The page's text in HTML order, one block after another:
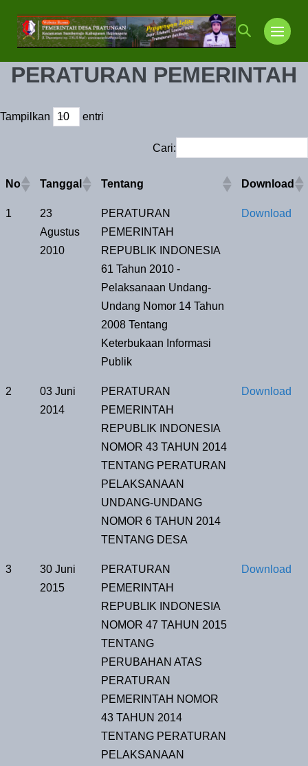
konten
Toggle
PERATURAN PEMERINTAH
Tampilkan entri
Cari:
No Tanggal Tentang Download
1
23
Agustus
2010
PERATURAN
PEMERINTAH
REPUBLIK INDONESIA
61 Tahun 2010 -
Pelaksanaan Undang-
Undang Nomor 14 Tahun
2008 Tentang
Keterbukaan Informasi
Publik
Download
2
03 Juni
2014
PERATURAN
PEMERINTAH
REPUBLIK INDONESIA
NOMOR 43 TAHUN 2014
TENTANG PERATURAN
PELAKSANAAN
UNDANG-UNDANG
NOMOR 6 TAHUN 2014
TENTANG DESA
Download
3
30 Juni
2015
PERATURAN
PEMERINTAH
REPUBLIK INDONESIA
NOMOR 47 TAHUN 2015
TENTANG
PERUBAHAN ATAS
PERATURAN
PEMERINTAH NOMOR
43 TAHUN 2014
TENTANG PERATURAN
PELAKSANAAN
Download